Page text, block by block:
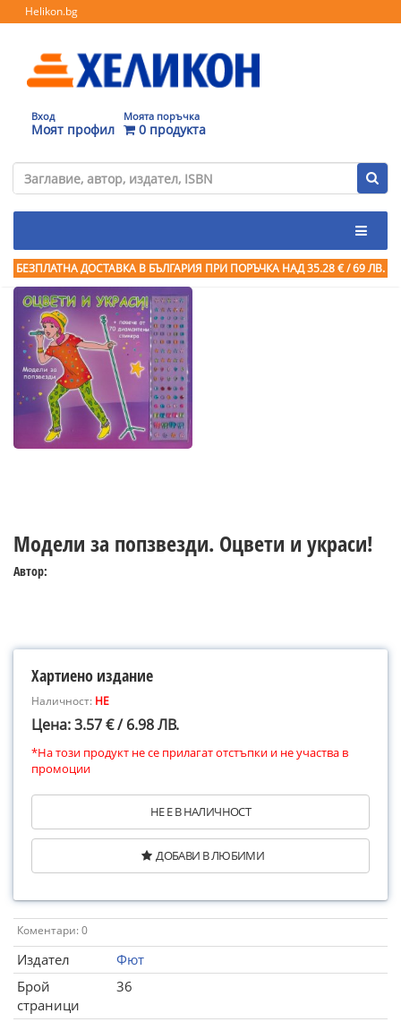
Helikon.bg
Вход
Моят профил
Моята поръчка
0 продукта
БЕЗПЛАТНА ДОСТАВКА В БЪЛГАРИЯ ПРИ ПОРЪЧКА НАД 35.28 € / 69 ЛВ.
Модели за попзвезди. Оцвети и украси!
Автор:
Хартиено издание
Наличност: НЕ
Цена: 3.57 € / 6.98 ЛВ.
*На този продукт не се прилагат отстъпки и не участва в
промоции
НЕ Е В НАЛИЧНОСТ
ДОБАВИ В ЛЮБИМИ
Коментари: 0
Издател
Фют
Брой
страници
36